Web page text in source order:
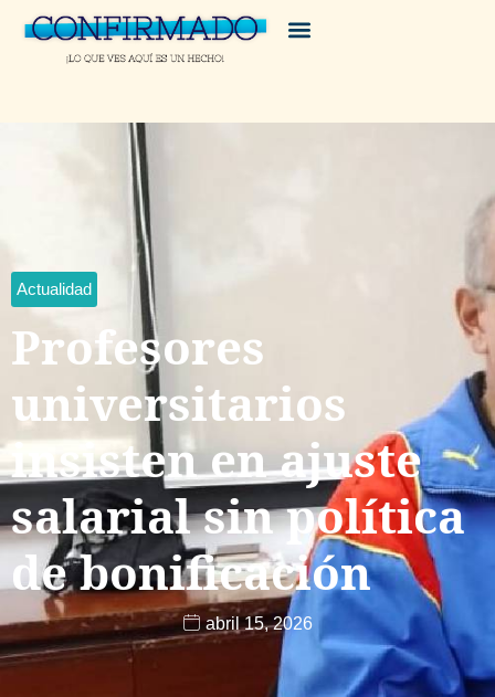
Actualidad
Profesores
universitarios
insisten en ajuste
salarial sin política
de bonificación
abril 15, 2026